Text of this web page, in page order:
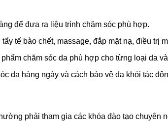
để đưa ra liệu trình chăm sóc phù hợp.
tế bào chết, massage, đắp mặt nạ, điều trị
chăm sóc da phù hợp cho từng loại da
da hàng ngày và cách bảo vệ da khỏi tác
phải tham gia các khóa đào tạo chuyên